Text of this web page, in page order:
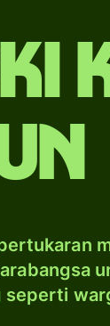
seperti